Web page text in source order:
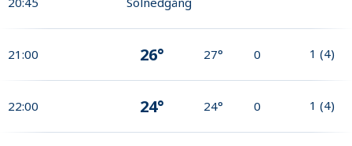
21:00 26° 27° 0 1 (4)
22:00 24° 24° 0 1 (4)